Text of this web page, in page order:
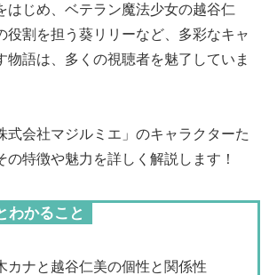
はじめ、ベテラン魔法少女の越谷仁
役割を担う葵リリーなど、多彩なキャ
物語は、多くの視聴者を魅了していま
式会社マジルミエ」のキャラクターた
の特徴や魅力を詳しく解説します！
わかること
カナと越谷仁美の個性と関係性